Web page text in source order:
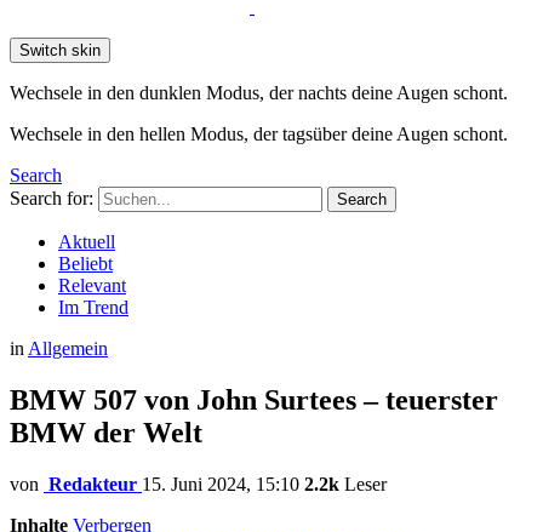
Switch skin
Wechsele in den dunklen Modus, der nachts deine Augen schont.
Wechsele in den hellen Modus, der tagsüber deine Augen schont.
Search
Search for:
Search
Aktuell
Beliebt
Relevant
Im Trend
in Allgemein
BMW 507 von John Surtees – teuerster
BMW der Welt
von Redakteur 15. Juni 2024, 15:10 2.2k Leser
Inhalte Verbergen